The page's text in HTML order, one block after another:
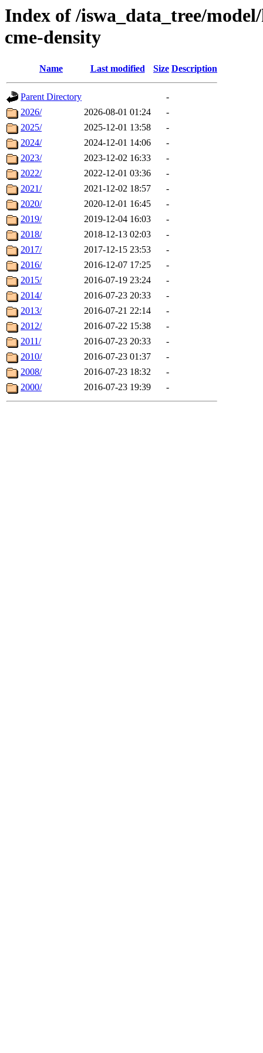
Index of /iswa_data_tree/
cme-density
Name Last modified Size Description
Parent Directory
-
2026/
2026-08-01 01:24
-
2025/
2025-12-01 13:58
-
2024/
2024-12-01 14:06
-
2023/
2023-12-02 16:33
-
2022/
2022-12-01 03:36
-
2021/
2021-12-02 18:57
-
2020/
2020-12-01 16:45
-
2019/
2019-12-04 16:03
-
2018/
2018-12-13 02:03
-
2017/
2017-12-15 23:53
-
2016/
2016-12-07 17:25
-
2015/
2016-07-19 23:24
-
2014/
2016-07-23 20:33
-
2013/
2016-07-21 22:14
-
2012/
2016-07-22 15:38
-
2011/
2016-07-23 20:33
-
2010/
2016-07-23 01:37
-
2008/
2016-07-23 18:32
-
2000/
2016-07-23 19:39 -